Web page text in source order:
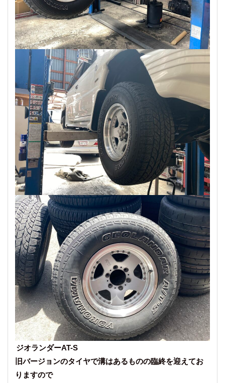
ジオランダーAT-S
旧バージョンのタイヤで溝はあるものの臨終を迎えてお
りますので